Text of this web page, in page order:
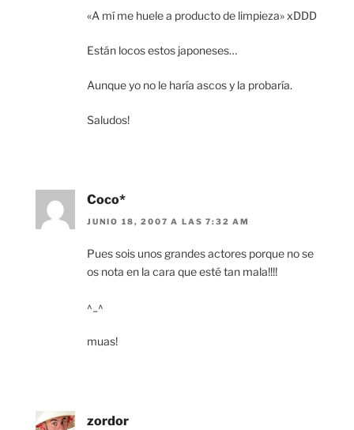
«A mí me huele a producto de limpieza» xDDD
Están locos estos japoneses…
Aunque yo no le haría ascos y la probaría.
Saludos!
Coco*
JUNIO 18, 2007 A LAS 7:32 AM
Pues sois unos grandes actores porque no se
os nota en la cara que esté tan mala!!!!
^_^
muas!
zordor